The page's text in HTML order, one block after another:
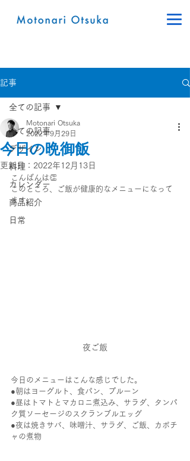
記事
全ての記事
デザイン
料理
カレンダー
商品紹介
日常
全ての記事
今日の晩御飯
Motonari Otsuka
2022年9月29日
更新日： 2022年12月13日
こんばんは👏
このところ、ご飯が健康的なメニューになって
ます。
夜ご飯
今日のメニューはこんな感じでした。
●朝はヨーグルト、食パン、プルーン
●昼はトマトとマカロニ煮込み、サラダ、タンパ
ク質ソーセージのスクランブルエッグ
●夜は焼きサバ、味噌汁、サラダ、ご飯、カボチ
ャの煮物